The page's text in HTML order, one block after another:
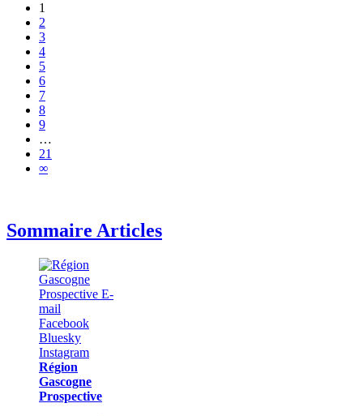
1
2
3
4
5
6
7
8
9
…
21
∞
Sommaire Articles
Région
Gascogne
Prospective